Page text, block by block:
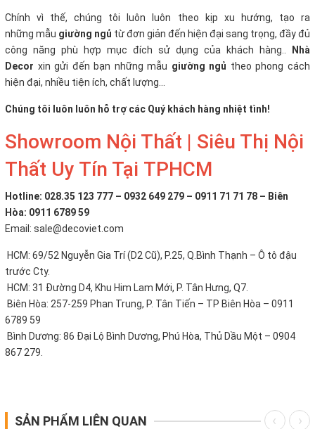
Chính vì thế, chúng tôi luôn luôn theo kịp xu hướng, tạo ra
những mẫu giường ngủ từ đơn giản đến hiện đại sang trọng, đầy đủ
công năng phù hợp mục đích sử dụng của khách hàng..
Nhà
Decor xin gửi đến bạn những mẫu giường ngủ theo phong cách
hiện đại, nhiều tiện ích, chất lượng...
Chúng tôi luôn luôn hỗ trợ các Quý khách hàng nhiệt tình!
Showroom Nội Thất | Siêu Thị Nội
Thất Uy Tín Tại TPHCM
Hotline: 028.35 123 777 – 0932 649 279 – 0911 71 71 78 – Biên
Hòa: 0911 6789 59
Email: sale@decoviet.com
HCM: 69/52 Nguyễn Gia Trí (D2 Cũ), P.25, Q.Bình Thạnh – Ô tô đậu
trước Cty.
HCM: 31 Đường D4, Khu Him Lam Mới, P. Tân Hưng, Q7.
Biên Hòa: 257-259 Phan Trung, P. Tân Tiến – TP Biên Hòa – 0911
6789 59
Bình Dương: 86 Đại Lộ Bình Dương, Phú Hòa, Thủ Dầu Một – 0904
867 279.
SẢN PHẨM LIÊN QUAN